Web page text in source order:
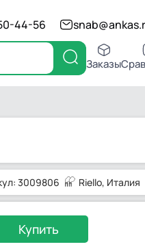
44-56
Заказы
3009806 Riello, Италия
Купить